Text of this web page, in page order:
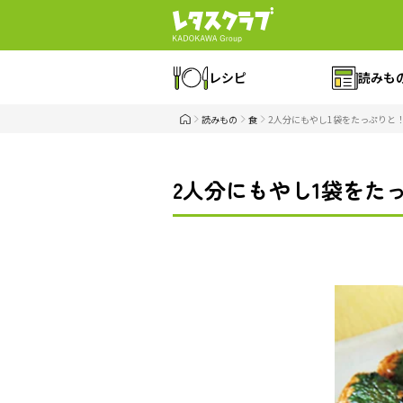
レシピ 読みも
読みもの 食 2人分にもやし1袋をたっぷりと
2人分にもやし1袋をた